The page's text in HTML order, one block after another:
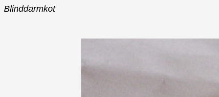
Blinddarmkot